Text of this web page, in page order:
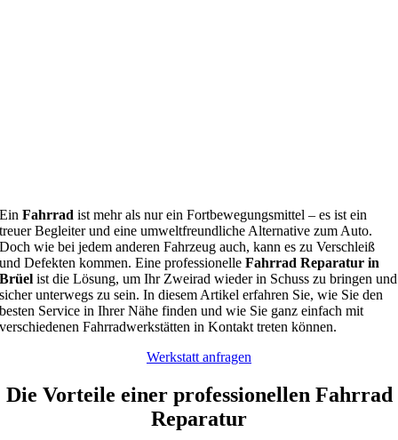
EinFahrrad ist mehr als nur ein Fortbewegungsmittel – es ist ein
treuer Begleiter und eine umweltfreundliche Alternative zum Auto.
Doch wie bei jedem anderen Fahrzeug auch, kann es zu Verschleiß
und Defekten kommen. Eine professionelleFahrrad Reparatur in
Brüel ist die Lösung, um Ihr Zweirad wieder in Schuss zu bringen und
sicher unterwegs zu sein. In diesem Artikel erfahren Sie, wie Sie den
besten Service in Ihrer Nähe finden und wie Sie ganz einfach mit
verschiedenen Fahrradwerkstätten in Kontakt treten können.
Werkstatt anfragen
Die Vorteile einer professionellen Fahrrad
Reparatur